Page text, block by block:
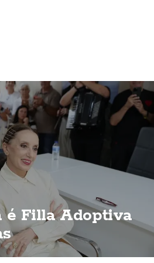
é Filla Adoptiva